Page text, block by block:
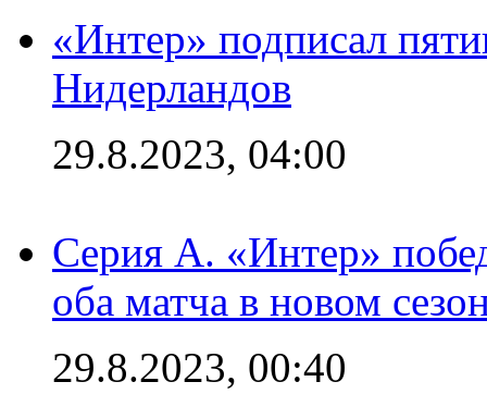
«Интер» подписал
Нидерландов
29.8.2023, 04:00
Серия А. «Интер»
оба матча в новом
29.8.2023, 00:40